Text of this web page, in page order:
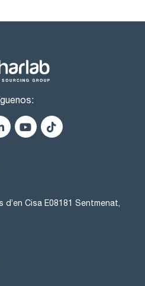
d’en Cisa E08181 Sentmenat,